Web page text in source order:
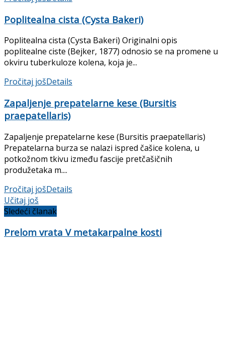
Poplitealna cista (Cysta Bakeri)
Poplitealna cista (Cysta Bakeri) Originalni opis
poplitealne ciste (Bejker, 1877) odnosio se na promene u
okviru tuberkuloze kolena, koja je...
Pročitaj jošDetails
Zapaljenje prepatelarne kese (Bursitis
praepatellaris)
Zapaljenje prepatelarne kese (Bursitis praepatellaris)
Prepatelarna burza se nalazi ispred čašice kolena, u
potkožnom tkivu između fascije pretčašičnih
produžetaka m....
Pročitaj jošDetails
Učitaj još
Sledeći članak
Prelom vrata V metakarpalne kosti